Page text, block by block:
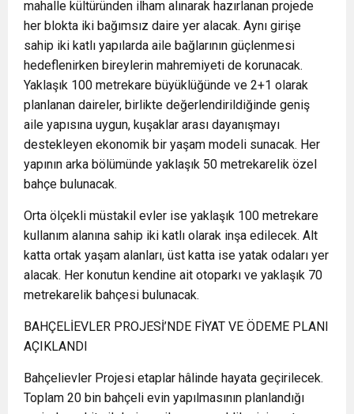
mahalle kültüründen ilham alınarak hazırlanan projede
her blokta iki bağımsız daire yer alacak. Aynı girişe
sahip iki katlı yapılarda aile bağlarının güçlenmesi
hedeflenirken bireylerin mahremiyeti de korunacak.
Yaklaşık 100 metrekare büyüklüğünde ve 2+1 olarak
planlanan daireler, birlikte değerlendirildiğinde geniş
aile yapısına uygun, kuşaklar arası dayanışmayı
destekleyen ekonomik bir yaşam modeli sunacak. Her
yapının arka bölümünde yaklaşık 50 metrekarelik özel
bahçe bulunacak.
Orta ölçekli müstakil evler ise yaklaşık 100 metrekare
kullanım alanına sahip iki katlı olarak inşa edilecek. Alt
katta ortak yaşam alanları, üst katta ise yatak odaları yer
alacak. Her konutun kendine ait otoparkı ve yaklaşık 70
metrekarelik bahçesi bulunacak.
BAHÇELİEVLER PROJESİ’NDE FİYAT VE ÖDEME PLANI
AÇIKLANDI
Bahçelievler Projesi etaplar hâlinde hayata geçirilecek.
Toplam 20 bin bahçeli evin yapılmasının planlandığı